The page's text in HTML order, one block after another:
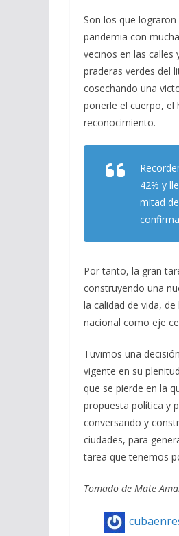
Son los que
pandemia con
vecinos en las
praderas verdes del
cosechando una
ponerle el cuerpo, el
reconocimiento.
42% y
mitad
Por tanto, la gran
construyendo una
la calidad de vida,
nacional como eje
Tuvimos una
vigente en su
que se pierde en la
propuesta política y
conversando y
ciudades, para
tarea que tenemos
Tomado de Mate